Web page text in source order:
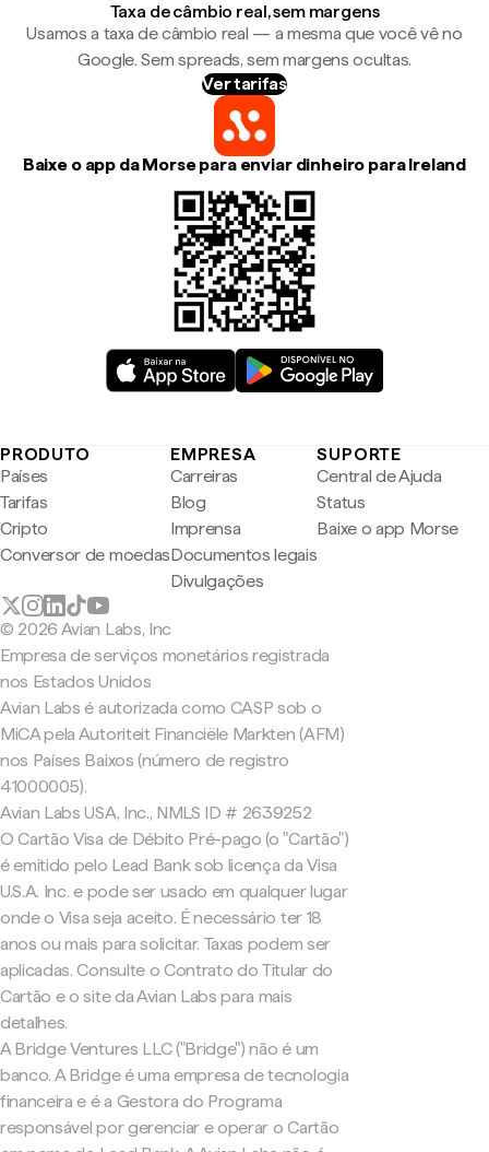
Taxa de câmbio real, sem margens
Usamos a taxa de câmbio real — a mesma que você vê no
Google. Sem spreads, sem margens ocultas.
Ver tarifas
Baixe o app da Morse para enviar dinheiro para Ireland
PRODUTO
Países
Tarifas
Cripto
Conversor de moedas
EMPRESA
Carreiras
Blog
Imprensa
Documentos legais
Divulgações
SUPORTE
Central de Ajuda
Status
Baixe o app Morse
© 2026 Avian Labs, Inc
Empresa de serviços monetários registrada
nos Estados Unidos
Avian Labs é autorizada como CASP sob o
MiCA pela Autoriteit Financiële Markten (AFM)
nos Países Baixos (número de registro
41000005).
Avian Labs USA, Inc., NMLS ID # 2639252
O Cartão Visa de Débito Pré-pago (o "Cartão")
é emitido pelo Lead Bank sob licença da Visa
U.S.A. Inc. e pode ser usado em qualquer lugar
onde o Visa seja aceito. É necessário ter 18
anos ou mais para solicitar. Taxas podem ser
aplicadas. Consulte o Contrato do Titular do
Cartão e o site da Avian Labs para mais
detalhes.
A Bridge Ventures LLC ("Bridge") não é um
banco. A Bridge é uma empresa de tecnologia
financeira e é a Gestora do Programa
responsável por gerenciar e operar o Cartão